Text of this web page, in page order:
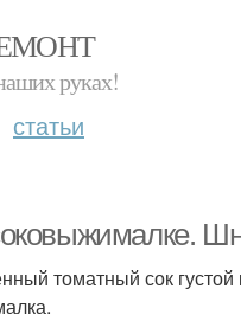
руках!
статьи
томатный сок